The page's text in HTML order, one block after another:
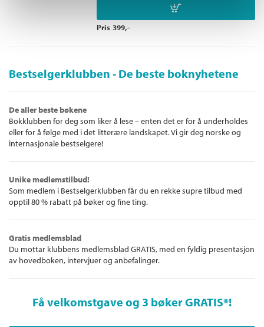
Pris 399,–
Bestselgerklubben - De beste boknyhetene
De aller beste bøkene
Bokklubben for deg som liker å lese – enten det er for å underholdes
eller for å følge med i det litterære landskapet. Vi gir deg norske og
internasjonale bestselgere!
Unike medlemstilbud!
Som medlem i Bestselgerklubben får du en rekke supre tilbud med
opptil 80 % rabatt på bøker og fine ting.
Gratis medlemsblad
Du mottar klubbens medlemsblad GRATIS, med en fyldig presentasjon
av hovedboken, intervjuer og anbefalinger.
Få velkomstgave og 3 bøker GRATIS*!